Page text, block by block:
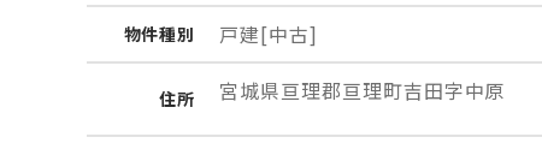
物件種別 戸建[中古]
住所 宮城県亘理郡亘理町吉田字中原